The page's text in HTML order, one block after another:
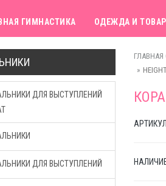
ГИМНАСТИКА ОДЕЖДА И
ДЛЯ ВЫСТУПЛЕНИЙ
ДЛЯ ВЫСТУПЛЕНИЙ